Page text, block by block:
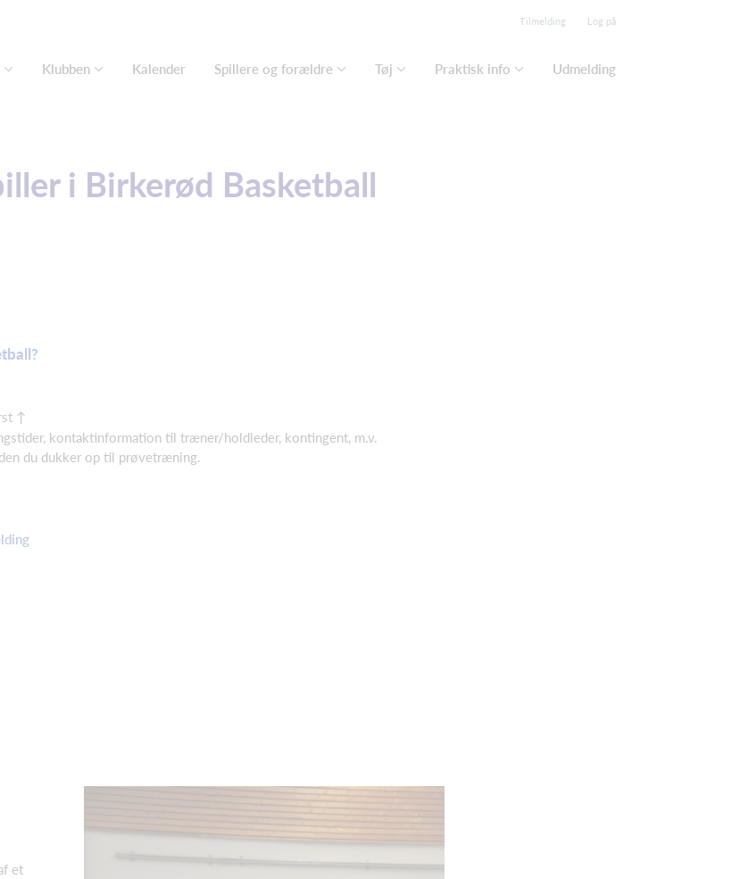
Tilmelding Log på
Klubben Kalender Spillere og forældre Tøj Praktisk info Udmelding
i Birkerød Basketball
↑
kontaktinformation til træner/holdleder, kontingent, m.v.
du dukker op til prøvetræning.
et